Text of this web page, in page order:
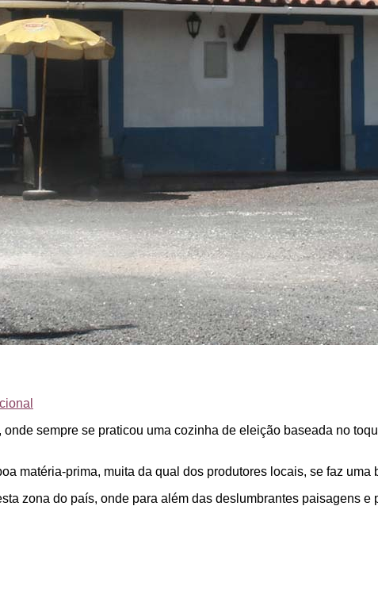
sempre se praticou uma cozinha de eleição baseada no
matéria-prima, muita da qual dos produtores locais, se faz uma
zona do país, onde para além das deslumbrantes paisagens e